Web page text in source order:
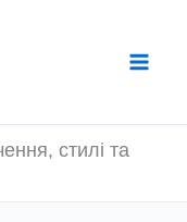
стилі та